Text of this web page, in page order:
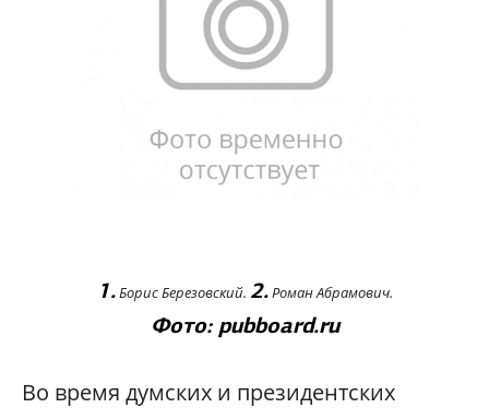
1.Борис Березовский. 2.Роман Абрамович.
Фото: pubboard.ru
Во время думских и президентских